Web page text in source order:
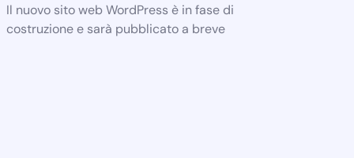
Il nuovo sito web WordPress è in fase di
costruzione e sarà pubblicato a breve